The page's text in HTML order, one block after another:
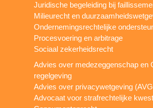
Juridische begeleiding bij
Milieurecht en
Ondernemingsrechtelijke
Procesvoering en arbitrage
Sociaal zekerheidsrecht
Advies over medezeggenschap en
regelgeving
Advies over privacywetgeving
Advocaat voor strafrechtelijke